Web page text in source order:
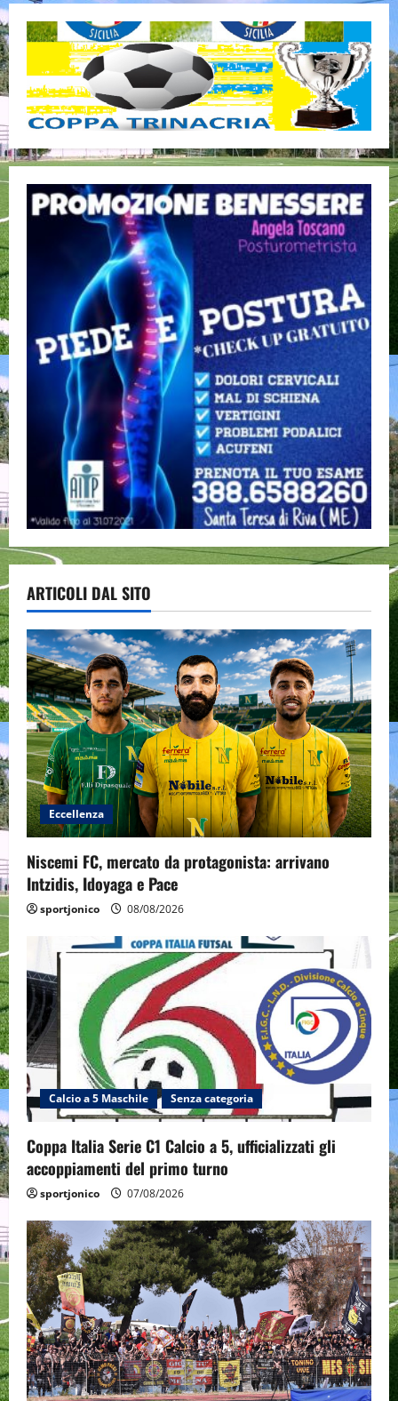
ARTICOLI DAL SITO
Eccellenza
Niscemi FC, mercato da protagonista: arrivano
Intzidis, Idoyaga e Pace
sportjonico 08/08/2026
Calcio a 5 Maschile Senza categoria
Coppa Italia Serie C1 Calcio a 5, ufficializzati gli
accoppiamenti del primo turno
sportjonico 07/08/2026